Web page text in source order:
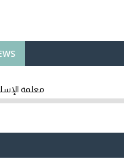
معلمة